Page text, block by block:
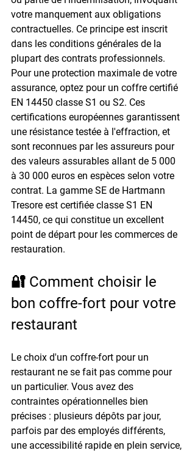
votre manquement aux obligations
contractuelles. Ce principe est inscrit
dans les conditions générales de la
plupart des contrats professionnels.
Pour une protection maximale de votre
assurance, optez pour un coffre certifié
EN 14450 classe S1 ou S2. Ces
certifications européennes garantissent
une résistance testée à l'effraction, et
sont reconnues par les assureurs pour
des valeurs assurables allant de 5 000
à 30 000 euros en espèces selon votre
contrat. La gamme SE de Hartmann
Tresore est certifiée classe S1 EN
14450, ce qui constitue un excellent
point de départ pour les commerces de
restauration.
🔐 Comment choisir le
bon coffre-fort pour votre
restaurant
Le choix d'un coffre-fort pour un
restaurant ne se fait pas comme pour
un particulier. Vous avez des
contraintes opérationnelles bien
précises : plusieurs dépôts par jour,
parfois par des employés différents,
une accessibilité rapide en plein service,